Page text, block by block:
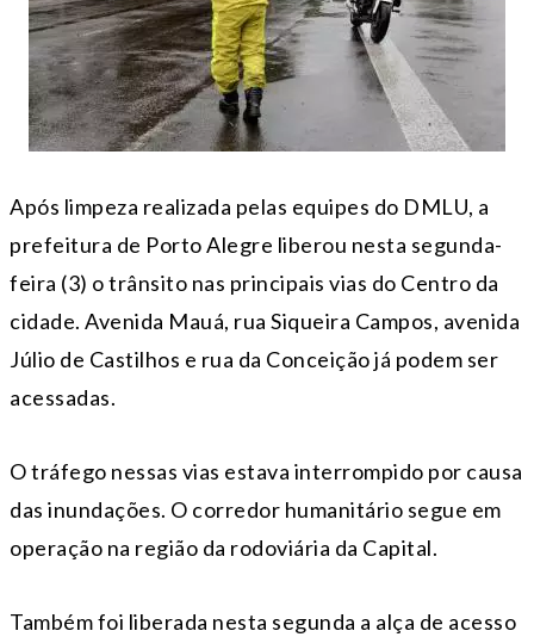
Após limpeza realizada pelas equipes do DMLU, a
prefeitura de Porto Alegre liberou nesta segunda-
feira (3) o trânsito nas principais vias do Centro da
cidade. Avenida Mauá, rua Siqueira Campos, avenida
Júlio de Castilhos e rua da Conceição já podem ser
acessadas.
O tráfego nessas vias estava interrompido por causa
das inundações. O corredor humanitário segue em
operação na região da rodoviária da Capital.
Também foi liberada nesta segunda a alça de acesso